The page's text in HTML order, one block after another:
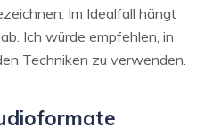
Im Idealfall hängt
Ich würde empfehlen, in
Techniken zu verwenden.